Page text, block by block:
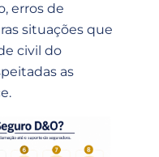
erros de
situações que
civil do
as